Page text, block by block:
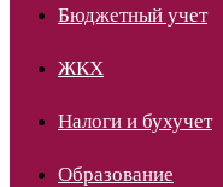
Бюджетный учет
ЖКХ
Налоги и бухучет
Образование